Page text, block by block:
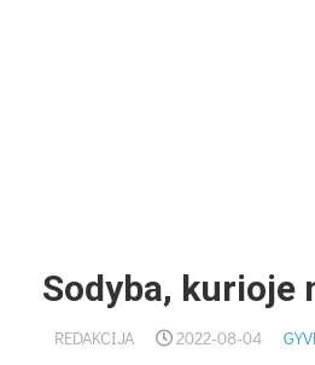
Sodyba, kurioje
REDAKCIJA 2022-08-04